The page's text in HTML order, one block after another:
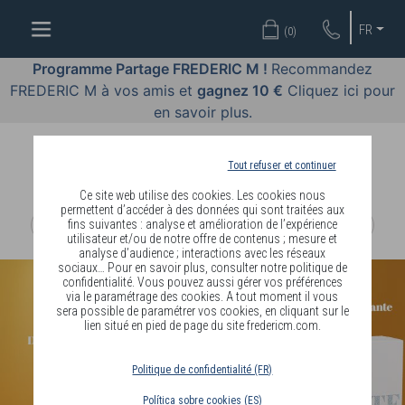
Tout refuser et continuer
Ce site web utilise des cookies. Les cookies nous
permettent d’accéder à des données qui sont traitées aux
fins suivantes : analyse et amélioration de l’expérience
utilisateur et/ou de notre offre de contenus ; mesure et
analyse d’audience ; interactions avec les réseaux
sociaux… Pour en savoir plus, consulter notre politique de
confidentialité. Vous pouvez aussi gérer vos préférences
via le paramétrage des cookies. A tout moment il vous
sera possible de paramétrer vos cookies, en cliquant sur le
lien situé en pied de page du site fredericm.com.
Politique de confidentialité (FR)
Política sobre cookies (ES)
FR
(0)
Programme Partage FREDERIC M ! Recommandez
FREDERIC M à vos amis et gagnez 10 € Cliquez ici pour
en savoir plus.
OFFRES
COSMÉTIQUES
PARFUMS
BODY
DIAGNOSTIC
PEAU
DEVENIR
DISTRIBUTEUR